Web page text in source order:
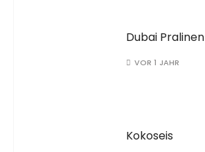
Dubai Pralinen
VOR 1 JAHR
Kokoseis